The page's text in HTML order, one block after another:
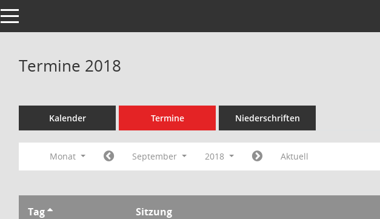
Toggle navigation
Termine 2018
Kalender Termine Niederschriften
Monat September 2018 Aktuell
Tag Sitzung